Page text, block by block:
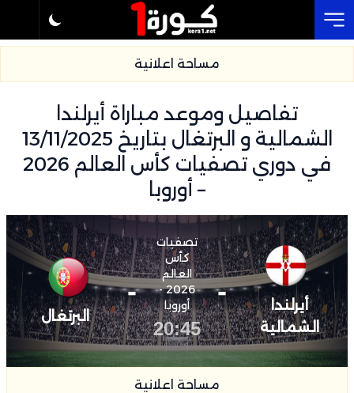
مساحة اعلانية
تفاصيل وموعد مباراة أيرلندا
الشمالية و البرتغال بتاريخ 13/11/2025
في دوري تصفيات كأس العالم 2026
– أوروبا
أيرلندا
الشمالية
-
تصفيات
كأس
العالم
2026 -
أوروبا
20:45
-
البرتغال
مساحة اعلانية